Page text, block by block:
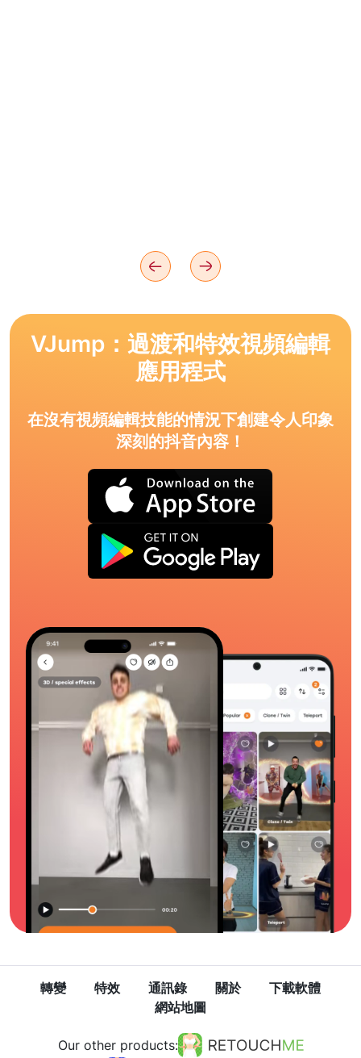
VJump：過渡和特效視頻編輯
應用程式
在沒有視頻編輯技能的情況下創建令人印象
深刻的抖音內容！
轉變 特效 通訊錄 關於
下載軟體
網站地圖
Our other products: